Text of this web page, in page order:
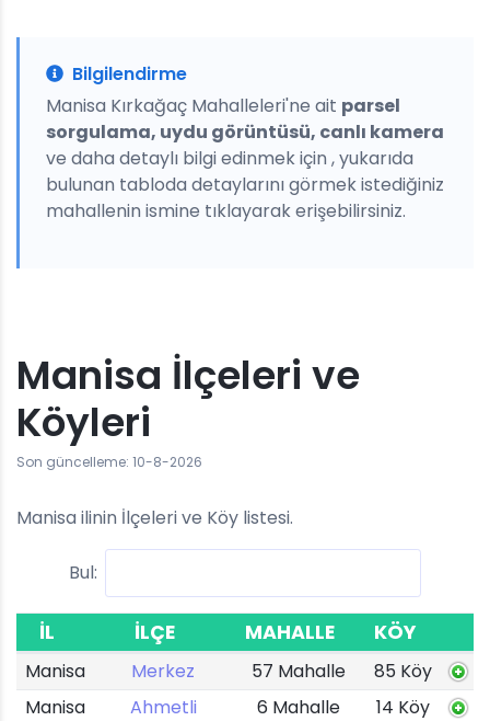
Bilgilendirme
Manisa Kırkağaç Mahalleleri'ne ait parsel
sorgulama, uydu görüntüsü, canlı kamera
ve daha detaylı bilgi edinmek için , yukarıda
bulunan tabloda detaylarını görmek istediğiniz
mahallenin ismine tıklayarak erişebilirsiniz.
Manisa İlçeleri ve
Köyleri
Son güncelleme: 10-8-2026
Manisa ilinin İlçeleri ve Köy listesi.
Bul:
İL İLÇE MAHALLE KÖY
Manisa Merkez 57 Mahalle
85 Köy
Manisa
Ahmetli 6 Mahalle
14 Köy